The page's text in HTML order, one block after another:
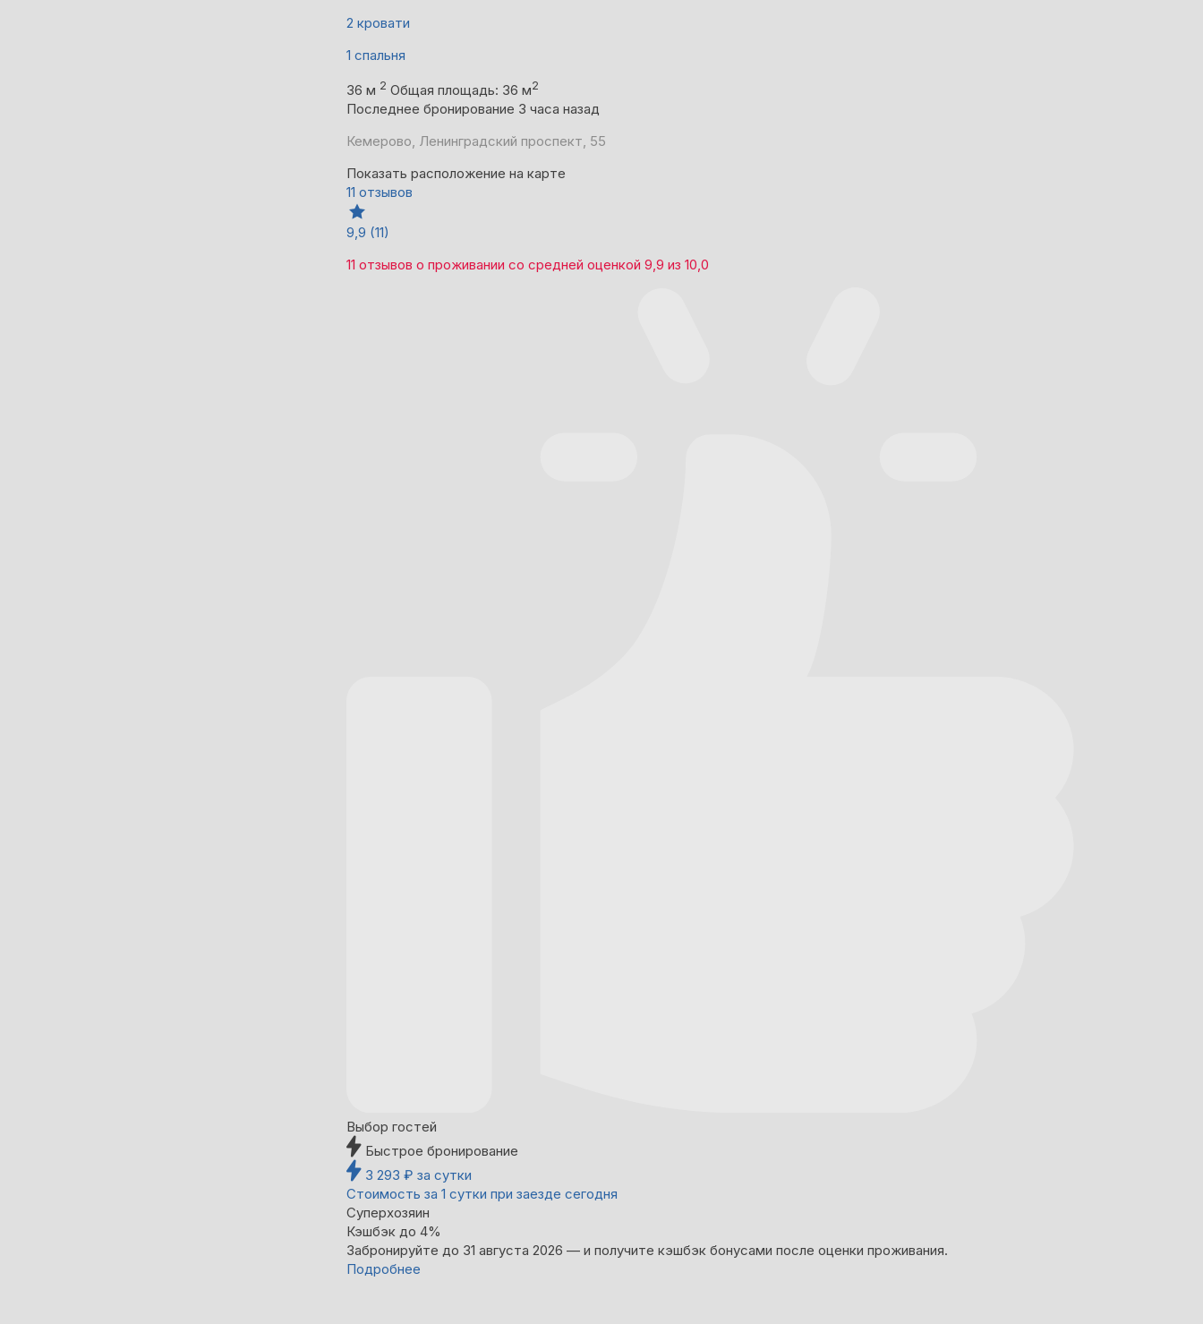
2 кровати
1 спальня
36 м 2 Общая площадь: 36 м2
Последнее бронирование 3 часа назад
Кемерово, Ленинградский проспект, 55
Показать расположение на карте
11 отзывов
9,9 (11)
11 отзывов о проживании со средней оценкой 9,9 из 10,0
Выбор гостей
Быстрое бронирование
3 293 ₽ за сутки
Стоимость за 1 сутки при заезде сегодня
Суперхозяин
Кэшбэк до 4%
Забронируйте до 31 августа 2026 — и получите кэшбэк бонусами после оценки проживания.
Подробнее